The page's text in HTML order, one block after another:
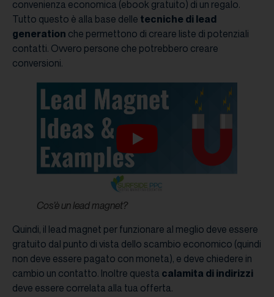
convenienza economica (ebook gratuito) di un regalo.
Tutto questo è alla base delle tecniche di lead
generation che permettono di creare liste di potenziali
contatti. Ovvero persone che potrebbero creare
conversioni.
Cos’è un lead magnet?
Quindi, il lead magnet per funzionare al meglio deve essere
gratuito dal punto di vista dello scambio economico (quindi
non deve essere pagato con moneta), e deve chiedere in
cambio un contatto. Inoltre questa calamita di indirizzi
deve essere correlata alla tua offerta.